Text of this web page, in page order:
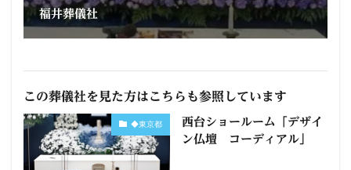
福井葬儀社
この葬儀社を見た方はこちらも参照しています
◆東京都
西台ショールーム「デザイ
ン仏壇 コーディアル」